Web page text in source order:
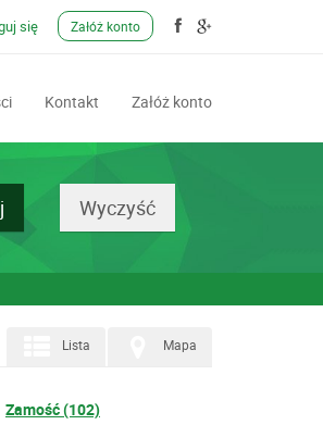
się Załóż konto
Kontakt Załóż konto
Mapa
Lista
Zamość (102)